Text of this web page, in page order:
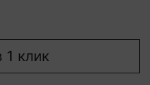
1 клик